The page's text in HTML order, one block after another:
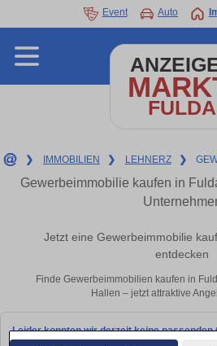
Event Auto
FULDA
❯ IMMOBILIEN ❯ LEHNERZ ❯
Gewerbeimmobilie kaufen in
Jetzt eine Gewerbeimmobilie
entdecken
Finde Gewerbeimmobilien kaufen in
Hallen – jetzt attraktive
Leider konnten wir derzeit keine passenden